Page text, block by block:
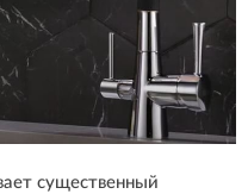
существенный